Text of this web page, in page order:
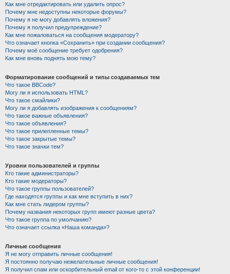
Как мне отредактировать или удалить опрос?
Почему мне недоступны некоторые форумы?
Почему я не могу добавлять вложения?
Почему я получил предупреждение?
Как мне пожаловаться на сообщения модератору?
Что означает кнопка «Сохранить» при создании сообщения?
Почему моё сообщение требует одобрения?
Как мне вновь поднять мою тему?
Форматирование сообщений и типы создаваемых тем
Что такое BBCode?
Могу ли я использовать HTML?
Что такое смайлики?
Могу ли я добавлять изображения к сообщениям?
Что такое важные объявления?
Что такое объявления?
Что такое прилепленные темы?
Что такое закрытые темы?
Что такое значки тем?
Уровни пользователей и группы
Кто такие администраторы?
Кто такие модераторы?
Что такое группы пользователей?
Где находятся группы и как мне вступить в них?
Как мне стать лидером группы?
Почему названия некоторых групп имеют разные цвета?
Что такое группа по умолчанию?
Что означает ссылка «Наша команда»?
Личные сообщения
Я не могу отправить личные сообщения!
Я постоянно получаю нежелательные личные сообщения!
Я получил спам или оскорбительный email от кого-то с этой конференции!